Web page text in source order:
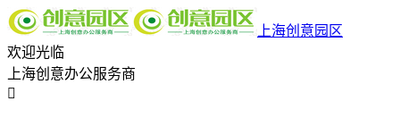
上海创意园区
欢迎光临
上海创意办公服务商
